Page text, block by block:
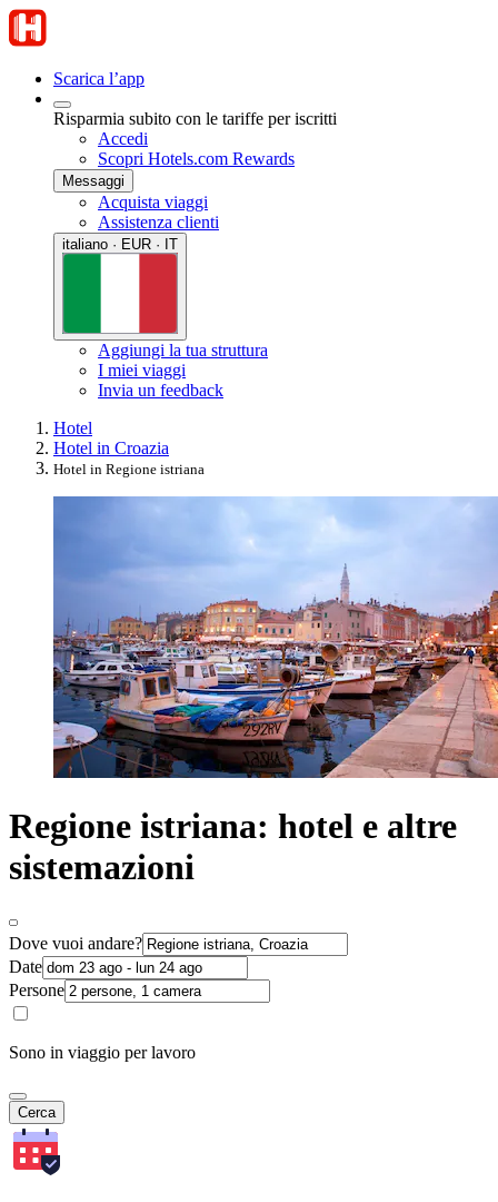
Scarica l’app
Risparmia subito con le tariffe per iscritti
Accedi
Scopri Hotels.com Rewards
Messaggi
Acquista viaggi
Assistenza clienti
italiano · EUR · IT
Aggiungi la tua struttura
I miei viaggi
Invia un feedback
Hotel
Hotel in Croazia
Hotel in Regione istriana
Regione istriana: hotel e altre
sistemazioni
Dove vuoi andare?
Date
Persone
Sono in viaggio per lavoro
Cerca